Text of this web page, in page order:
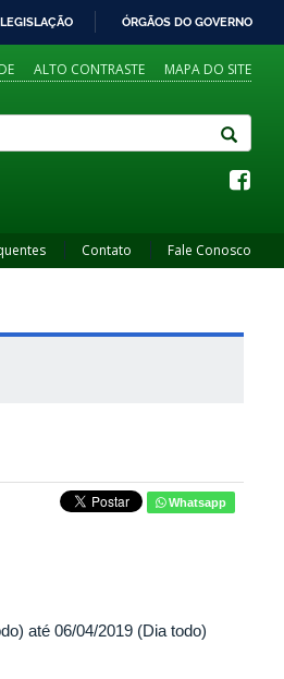
LEGISLAÇÃO ÓRGÃOS DO GOVERNO
ALTO CONTRASTE MAPA DO SITE
Contato Fale Conosco
Whatsapp
até06/04/2019 (Dia todo)